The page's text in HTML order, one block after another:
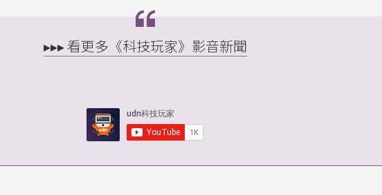
▸▸▸ 看更多《科技玩家》影音新聞